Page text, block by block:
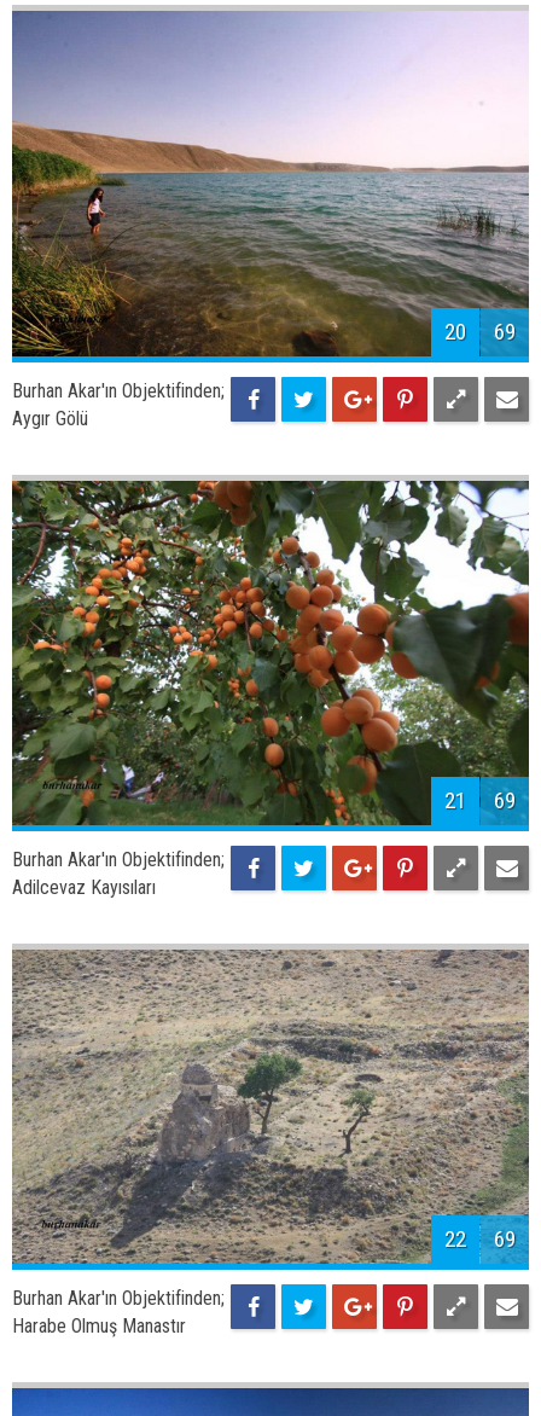
22 69
Burhan Akar'ın Objektifinden;
Harabe Olmuş Manastır
23 69
Burhan Akar'ın Objektifinden;
Adilcevaz Sahili
24 69
Burhan Akar'ın Objektifinden;
Adilcevaz Kayısıları